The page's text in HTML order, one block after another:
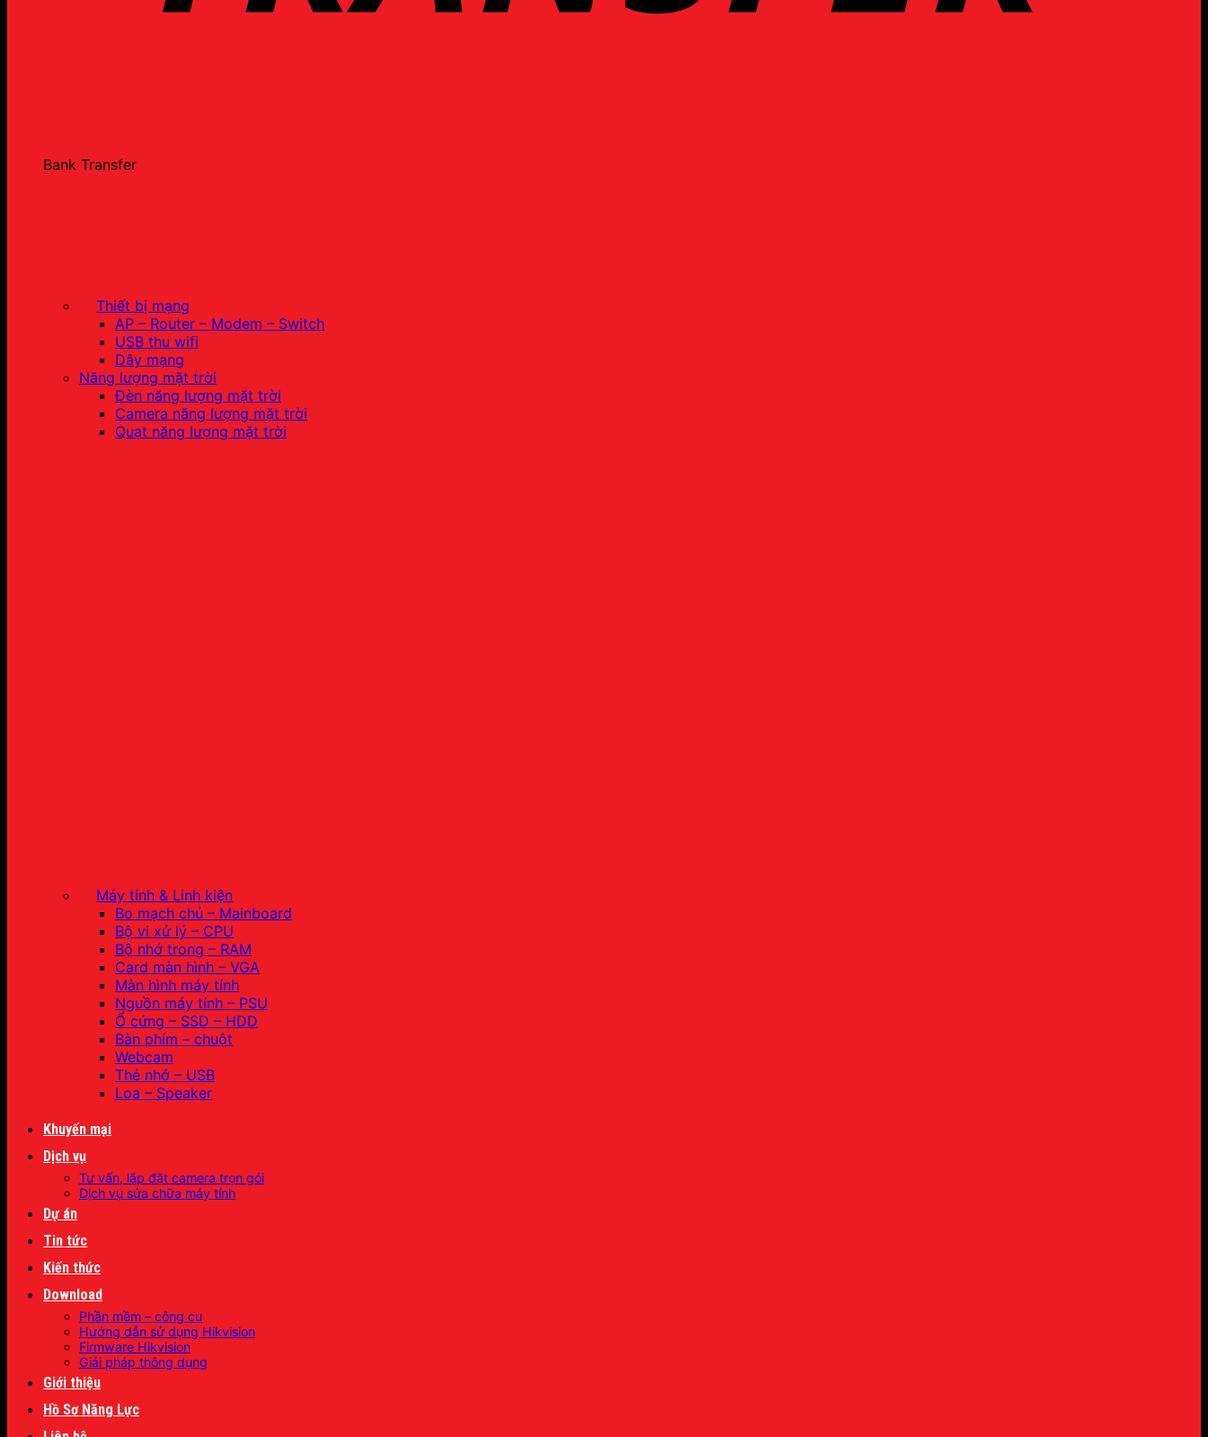
Bank Transfer
Thiết bị mạng
AP – Router – Modem – Switch
USB thu wifi
Dây mạng
Năng lượng mặt trời
Đèn năng lượng mặt trời
Camera năng lượng mặt trời
Quạt năng lượng mặt trời
Máy tính & Linh kiện
Bo mạch chủ – Mainboard
Bộ vi xử lý – CPU
Bộ nhớ trong – RAM
Card màn hình – VGA
Màn hình máy tính
Nguồn máy tính – PSU
Ổ cứng – SSD – HDD
Bàn phím – chuột
Webcam
Thẻ nhớ – USB
Loa – Speaker
Khuyến mại
Dịch vụ
Tư vấn, lắp đặt camera trọn gói
Dịch vụ sửa chữa máy tính
Dự án
Tin tức
Kiến thức
Download
Phần mềm – công cụ
Hướng dẫn sử dụng Hikvision
Firmware Hikvision
Giải pháp thông dụng
Giới thiệu
Hồ Sơ Năng Lực